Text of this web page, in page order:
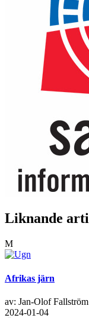
Liknande
M
Afrikas järn
av: Jan-Olof Fallström
2024-01-04